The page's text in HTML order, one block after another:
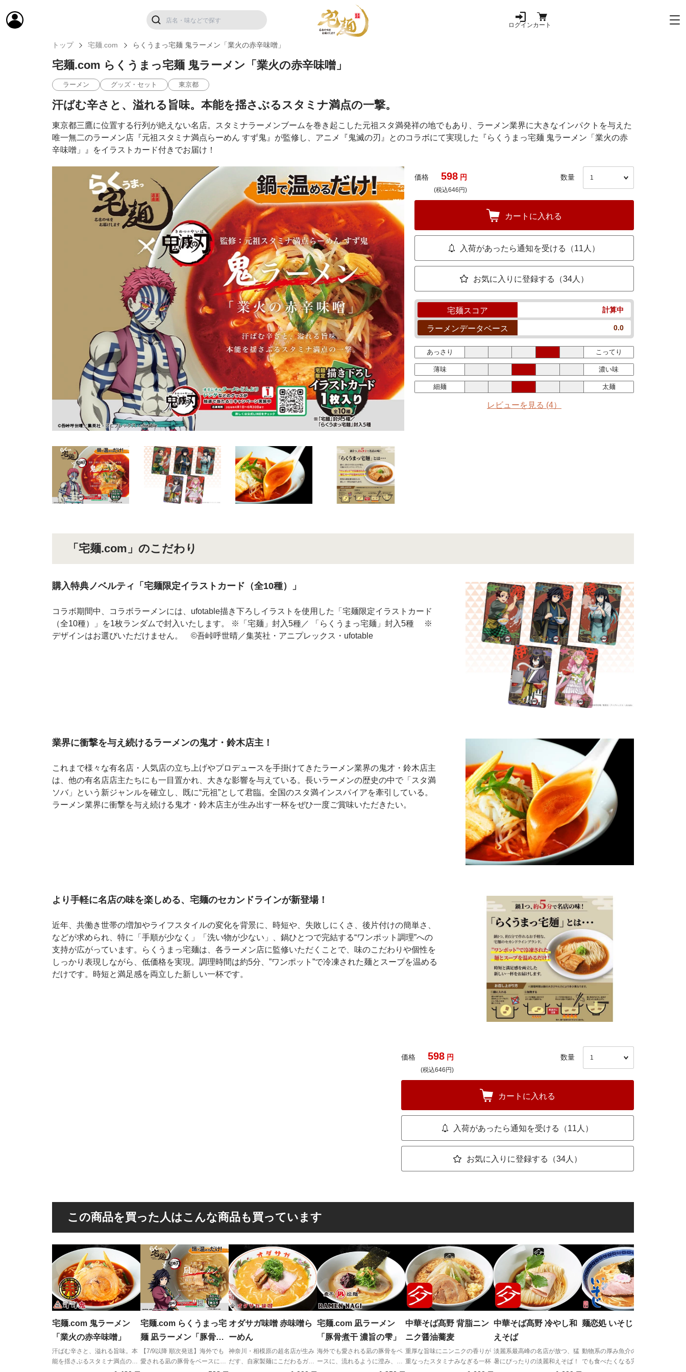
ログインカート
トップ 宅麺.com らくうまっ宅麺 鬼ラーメン「業火の赤辛味噌」
宅麺.com らくうまっ宅麺 鬼ラーメン「業火の赤辛味噌」
ラーメン グッズ・セット 東京都
汗ばむ辛さと、溢れる旨味。本能を揺さぶるスタミナ満点の一撃。
東京都三鷹に位置する行列が絶えない名店。スタミナラーメンブームを巻き起こした元祖スタ満発祥の地でもあり、ラーメン業界に大きなインパクトを与えた
唯一無二のラーメン店『元祖スタミナ満点らーめん すず鬼』が監修し、アニメ『鬼滅の刃』とのコラボにて実現した『らくうまっ宅麺 鬼ラーメン「業火の赤
辛味噌」』をイラストカード付きでお届け！
価格 598 円
(税込646円)
数量
カートに入れる
入荷があったら通知を受ける（11人）
お気に入りに登録する（34人）
宅麺スコア 計算中
ラーメンデータベース 0.0
あっさり こってり
薄味 濃い味
細麺 太麺
レビューを見る (4）
「宅麺.com」のこだわり
購入特典ノベルティ「宅麺限定イラストカード（全10種）」
コラボ期間中、コラボラーメンには、ufotable描き下ろしイラストを使用した「宅麺限定イラストカード
（全10種）」を1枚ランダムで封入いたします。 ※「宅麺」封入5種／ 「らくうまっ宅麺」封入5種 ※
デザインはお選びいただけません。 ©吾峠呼世晴／集英社・アニプレックス・ufotable
業界に衝撃を与え続けるラーメンの鬼才・鈴木店主！
これまで様々な有名店・人気店の立ち上げやプロデュースを手掛けてきたラーメン業界の鬼才・鈴木店主
は、他の有名店店主たちにも一目置かれ、大きな影響を与えている。長いラーメンの歴史の中で「スタ満
ソバ」という新ジャンルを確立し、既に“元祖”として君臨。全国のスタ満インスパイアを牽引している。
ラーメン業界に衝撃を与え続ける鬼才・鈴木店主が生み出す一杯をぜひ一度ご賞味いただきたい。
より手軽に名店の味を楽しめる、宅麺のセカンドラインが新登場！
近年、共働き世帯の増加やライフスタイルの変化を背景に、時短や、失敗しにくさ、後片付けの簡単さ、
などが求められ、特に「手順が少なく」「洗い物が少ない」、鍋ひとつで完結する“ワンポット調理”への
支持が広がっています。らくうまっ宅麺は、各ラーメン店に監修いただくことで、味のこだわりや個性を
しっかり表現しながら、低価格を実現。調理時間は約5分、”ワンポット”で冷凍された麺とスープを温める
だけです。時短と満足感を両立した新しい一杯です。
価格 598 円
(税込646円)
数量
カートに入れる
入荷があったら通知を受ける（11人）
お気に入りに登録する（34人）
この商品を買った人はこんな商品も買っています
宅麺.com 鬼ラーメン
「業火の赤辛味噌」
汗ばむ辛さと、溢れる旨味。本
能を揺さぶるスタミナ満点の一
宅麺.com らくうまっ宅
麺 凪ラーメン「豚骨煮
干 濃旨（こくうま）の
雫」
【7/9以降 順次発送】海外でも
愛される凪の豚骨をベースに、
オダサガ味噌 赤味噌ら
ーめん
神奈川・相模原の超名店が生み
だす、自家製麺にこだわるガッ
宅麺.com 凪ラーメン
「豚骨煮干 濃旨の雫」
海外でも愛される凪の豚骨をベ
ースに、流れるように澄み、芯
中華そば髙野 背脂ニン
ニク醤油蕎麦
重厚な旨味にニンニクの香りが
重なったスタミナみなぎる一杯
中華そば髙野 冷やし和
えそば
淡麗系最高峰の名店が放つ、猛
暑にぴったりの淡麗和えそば！
麺恋処 いそじ 中華そば
動物系の厚み魚介の余韻。毎日
でも食べたくなる完成された中